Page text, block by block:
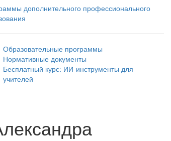
дополнительного профессионального
Образовательные программы
Нормативные документы
Бесплатный курс: ИИ‑инструменты для
учителей